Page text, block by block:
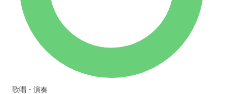
歌唱・演奏